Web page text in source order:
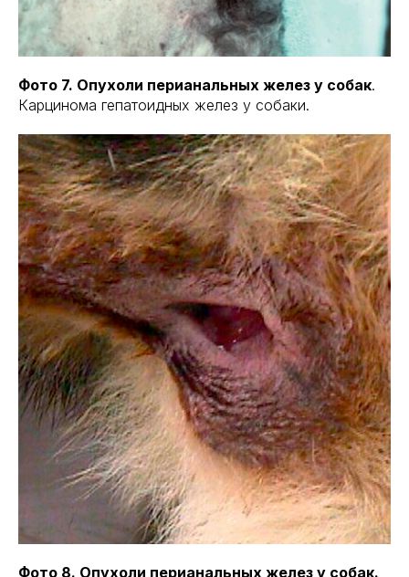
Фото 7. Опухоли перианальных желез у собак.
Карцинома гепатоидных желез у собаки.
Фото 8. Опухоли перианальных желез у собак.